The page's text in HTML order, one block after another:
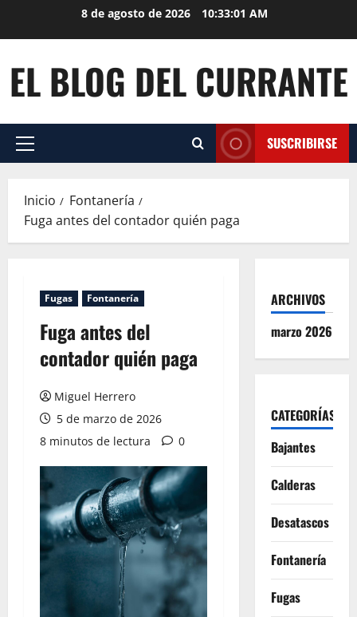
8 de agosto de 2026 10:33:02 AM
EL BLOG DEL CURRANTE
Menú
SUSCRIBIRSE
Inicio
Fontanería
Fuga antes del contador quién paga
Fugas Fontanería
Fuga antes del
contador quién paga
Miguel Herrero
5 de marzo de 2026
8 minutos de lectura
0
ARCHIVOS
marzo 2026
CATEGORÍAS
Bajantes
Calderas
Desatascos
Fontanería
Fugas